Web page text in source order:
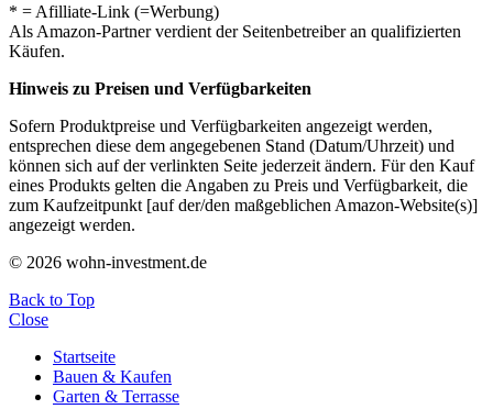
* = Afilliate-Link (=Werbung)
Als Amazon-Partner verdient der Seitenbetreiber an qualifizierten
Käufen.
Hinweis zu Preisen und Verfügbarkeiten
Sofern Produktpreise und Verfügbarkeiten angezeigt werden,
entsprechen diese dem angegebenen Stand (Datum/Uhrzeit) und
können sich auf der verlinkten Seite jederzeit ändern. Für den Kauf
eines Produkts gelten die Angaben zu Preis und Verfügbarkeit, die
zum Kaufzeitpunkt [auf der/den maßgeblichen Amazon-Website(s)]
angezeigt werden.
© 2026 wohn-investment.de
Back to Top
Close
Startseite
Bauen & Kaufen
Garten & Terrasse